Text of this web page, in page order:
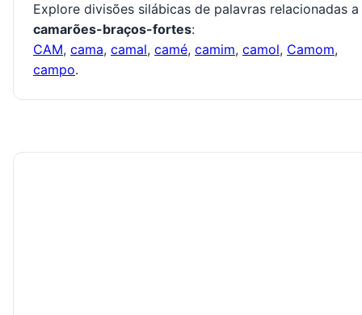
Explore divisões silábicas de palavras relacionadas a
camarões-braços-fortes:
CAM, cama, camal, camé, camim, camol, Camom,
campo.